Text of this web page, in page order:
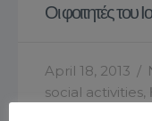
Οι φοιτητές του
April 18, 2013 /
social activities,